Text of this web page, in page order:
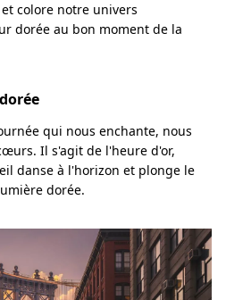
colore notre univers
dorée au bon moment de la
qui nous enchante, nous
Il s'agit de l'heure d'or,
danse à l'horizon et plonge le
dorée.